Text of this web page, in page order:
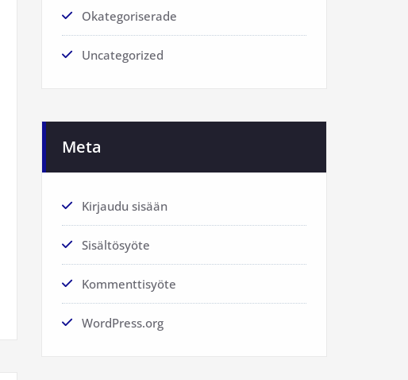
Okategoriserade
Uncategorized
Meta
Kirjaudu sisään
Sisältösyöte
Kommenttisyöte
WordPress.org